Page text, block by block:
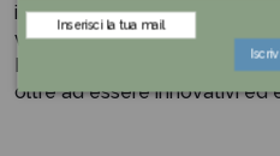
innata ed un intelletto
varie situazioni che gli si
I manufatti di HERVIT in
oltre ad essere innovativi